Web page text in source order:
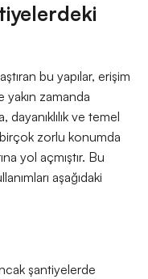
bu yapılar, erişim
yakın zamanda
ve temel
zorlu konumda
yol açmıştır. Bu
aşağıdaki
şantiyelerde